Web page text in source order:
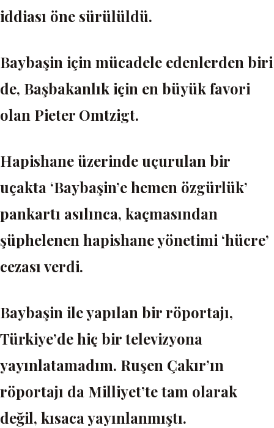
iddiası öne sürülüldü.
Baybaşin için mücadele edenlerden biri
de, Başbakanlık için en büyük favori
olan Pieter Omtzigt.
Hapishane üzerinde uçurulan bir
uçakta ‘Baybaşin’e hemen özgürlük’
pankartı asılınca, kaçmasından
şüphelenen hapishane yönetimi ‘hücre’
cezası verdi.
Baybaşin ile yapılan bir röportajı,
Türkiye’de hiç bir televizyona
yayınlatamadım. Ruşen Çakır’ın
röportajı da Milliyet’te tam olarak
değil, kısaca yayınlanmıştı.